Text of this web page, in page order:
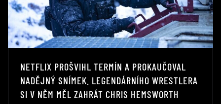
NETFLIX PROŠVIHL TERMÍN A PROKAUČOVAL
NADĚJNÝ SNÍMEK. LEGENDÁRNÍHO WRESTLERA
SI V NĚM MĚL ZAHRÁT CHRIS HEMSWORTH